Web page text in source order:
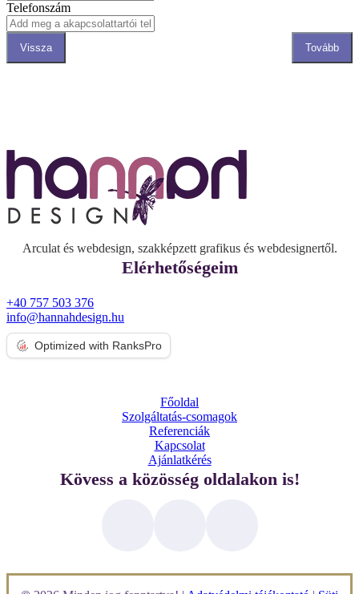
Telefonszám
Vissza Tovább
Arculat és webdesign, szakképzett grafikus és webdesignertől.
Elérhetőségeim
+40 757 503 376
info@hannahdesign.hu
Optimized with RanksPro
Főoldal
Szolgáltatás-csomagok
Referenciák
Kapcsolat
Ajánlatkérés
Kövess a közösség oldalakon is!